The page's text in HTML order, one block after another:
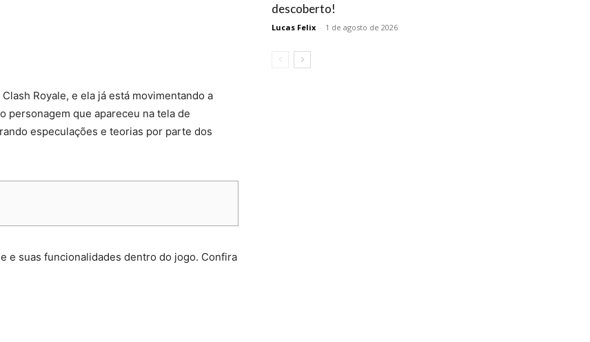
Royale, e ela já está movimentando a
personagem que apareceu na tela de
especulações e teorias por parte dos
e suas funcionalidades dentro do jogo. Confira
descoberto!
Lucas Felix - 1 de agosto de 2026